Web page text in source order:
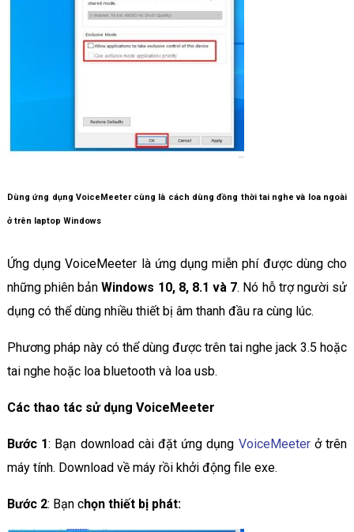
Dùng ứng dụng VoiceMeeter cùng là cách dùng đồng thời tai nghe và loa ngoài
ở trên laptop Windows
Ứng dụng VoiceMeeter là ứng dụng miễn phí được dùng cho
những phiên bảnWindows 10, 8, 8.1 và 7. Nó hỗ trợ người sử
dụng có thể dùng nhiều thiết bị âm thanh đầu ra cùng lúc.
Phương pháp này có thể dùng được trên tai nghe jack 3.5 hoặc
tai nghe hoặc loa bluetooth và loa usb.
Các thao tác sử dụng VoiceMeeter
Bước 1: Bạn download cài đặt ứng dụng VoiceMeeterở trên
máy tính. Download về máy rồi khởi động file exe.
Bước 2: Bạn chọn thiết bị phát: